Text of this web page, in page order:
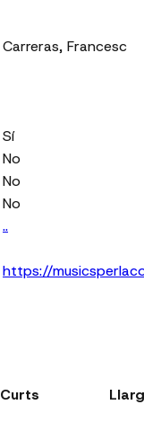
Carreras, Francesc
Sí
No
No
No
..
https://
Curts